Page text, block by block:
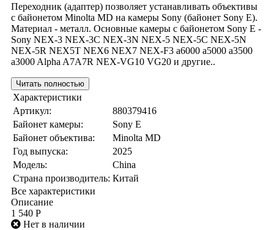
Переходник (адаптер) позволяет устанавливать объективы
с байонетом Minolta MD на камеры Sony (байонет Sony E).
Материал - металл. Основные камеры с байонетом Sony E -
Sony NEX-3 NEX-3C NEX-3N NEX-5 NEX-5C NEX-5N
NEX-5R NEX5T NEX6 NEX7 NEX-F3 a6000 a5000 a3500
a3000 Alpha A7A7R NEX-VG10 VG20 и другие..
Читать полностью
Характеристики
Артикул:
880379416
Байонет камеры:
Sony E
Байонет объектива:
Minolta MD
Год выпуска:
2025
Модель:
China
Страна производитель: Китай
Все характеристики
Описание
1 540 Р
Нет в наличии